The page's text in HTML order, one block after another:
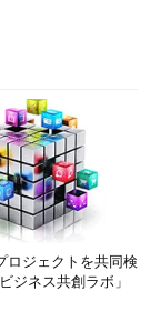
ロジェクトを共同検
ジネス共創ラボ」